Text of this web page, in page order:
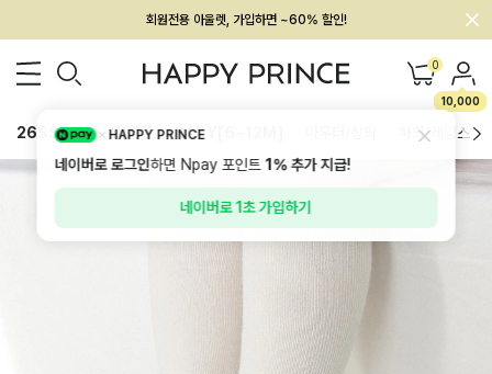
회원전용 아울렛, 가입하면 ~60% 할인!
멤버십 최대 28,000원 혜택 0
10,000
26SS 신상 BEST BABY[6~12M] 하의/레깅스
HAPPY PRINCE
네이버로 로그인하면 Npay 포인트1%추가 지급!
네이버로 1초 가입하기